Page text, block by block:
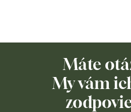
Máte
My vám